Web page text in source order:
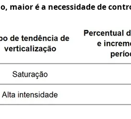
maior é a necessidade de